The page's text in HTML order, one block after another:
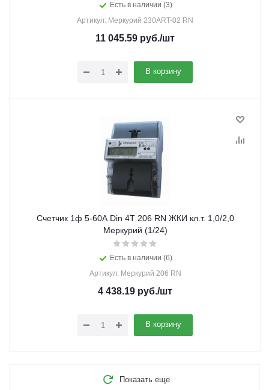
Есть в наличии (3)
Артикул: Меркурий 230ART-02 RN
11 045.59 руб./шт
В корзину
Счетчик 1ф 5-60А Din 4Т 206 RN ЖКИ кл.т. 1,0/2,0
Меркурий (1/24)
Есть в наличии (6)
Артикул: Меркурий 206 RN
4 438.19 руб./шт
В корзину
Показать еще